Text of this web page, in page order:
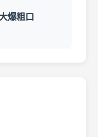
爆粗口